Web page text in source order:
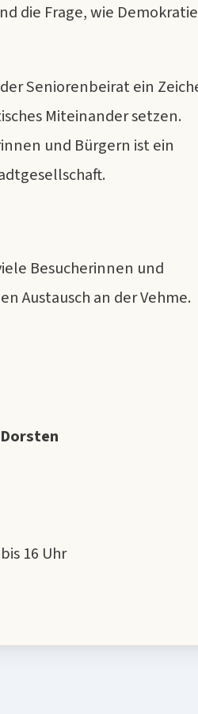
die Frage, wie Demokratie
Seniorenbeirat ein
Miteinander setzen.
und Bürgern ist ein
Besucherinnen und
Austausch an der Vehme.
16 Uhr